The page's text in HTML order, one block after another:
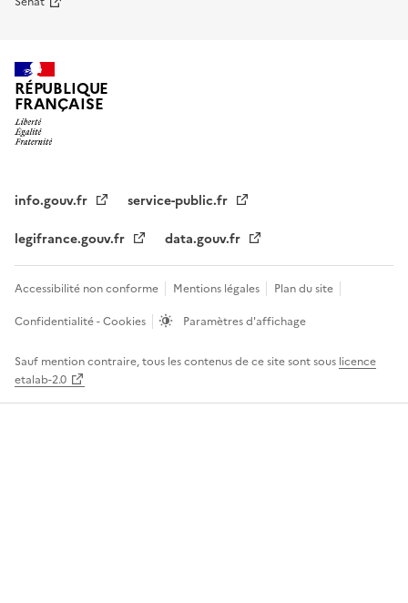
RÉPUBLIQUE
FRANÇAISE
info.gouv.fr
service-public.fr
legifrance.gouv.fr
data.gouv.fr
Accessibilité non conforme Mentions légales
Plan du site
Confidentialité - Cookies
Paramètres d'affichage
Sauf mention contraire, tous les contenus de ce site sont sous licence
etalab-2.0